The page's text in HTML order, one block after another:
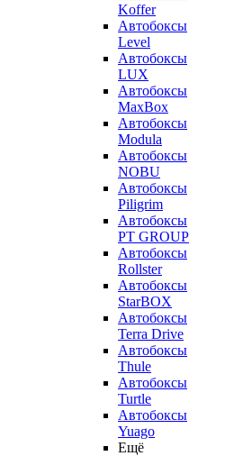
Koffer
Автобоксы
Level
Автобоксы
LUX
Автобоксы
MaxBox
Автобоксы
Modula
Автобоксы
NOBU
Автобоксы
Piligrim
Автобоксы
PT GROUP
Автобоксы
Rollster
Автобоксы
StarBOX
Автобоксы
Terra Drive
Автобоксы
Thule
Автобоксы
Turtle
Автобоксы
Yuago
Ещё